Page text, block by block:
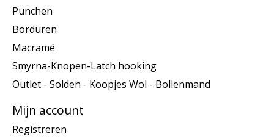
Punchen
Borduren
Macramé
Smyrna-Knopen-Latch hooking
Outlet - Solden - Koopjes Wol - Bollenmand
Mijn account
Registreren